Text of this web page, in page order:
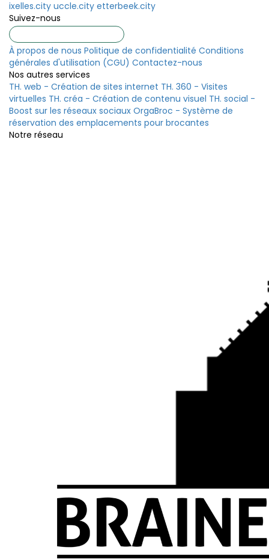
ixelles.city uccle.city etterbeek.city
Suivez-nous
À propos de nous Politique de confidentialité Conditions
générales d'utilisation (CGU) Contactez-nous
Nos autres services
TH. web - Création de sites internet TH. 360 - Visites
virtuelles TH. créa - Création de contenu visuel TH. social -
Boost sur les réseaux sociaux OrgaBroc - Système de
réservation des emplacements pour brocantes
Notre réseau